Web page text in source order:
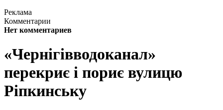
Реклама
Комментарии
Нет комментариев
«Чернігівводоканал»
перекриє і пориє вулицю
Ріпкинську